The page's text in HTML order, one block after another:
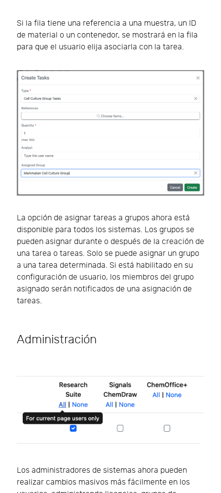
Si la fila tiene una referencia a una muestra, un ID
de material o un contenedor, se mostrará en la fila
para que el usuario elija asociarla con la tarea.
La opción de asignar tareas a grupos ahora está
disponible para todos los sistemas. Los grupos se
pueden asignar durante o después de la creación de
una tarea o tareas. Solo se puede asignar un grupo
a una tarea determinada. Si está habilitado en su
configuración de usuario, los miembros del grupo
asignado serán notificados de una asignación de
tareas.
Administración
Los administradores de sistemas ahora pueden
realizar cambios masivos más fácilmente en los